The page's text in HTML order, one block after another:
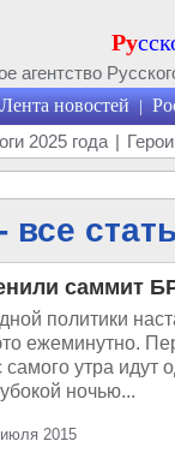
Ру
агентство
Лента новостей |
2025 года |
саммит
политики
ежеминутно.
утра идут
ночью...
2015